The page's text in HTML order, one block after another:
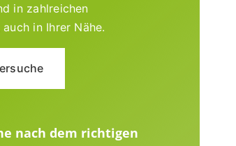
in zahlreichen
in Ihrer Nähe.
nach dem richtigen